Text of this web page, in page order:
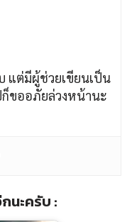
แต่มีผู้ช่วยเขียนเป็น
ขออภัยล่วงหน้านะ
นะครับ :